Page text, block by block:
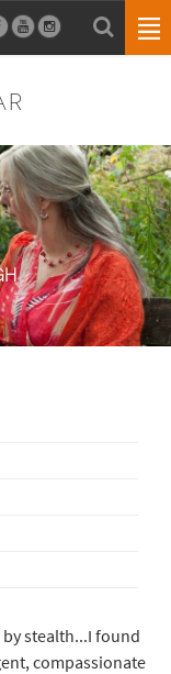
stealth...I found
compassionate